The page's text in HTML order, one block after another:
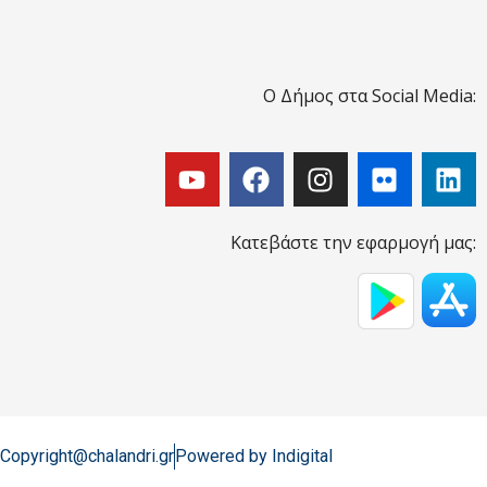
Ο Δήμος στα Social Media:
Κατεβάστε την εφαρμογή μας:
Copyright@chalandri.grPowered by Indigital